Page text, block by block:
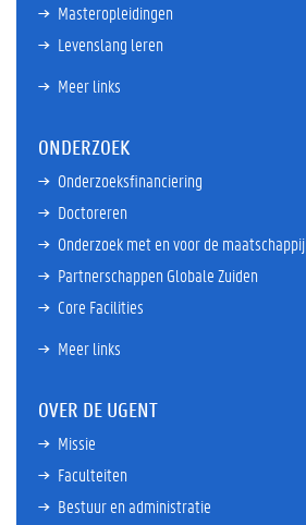
Masteropleidingen
Levenslang leren
Meer links
ONDERZOEK
Onderzoeksfinanciering
Doctoreren
Onderzoek met en voor de maatschappij
Partnerschappen Globale Zuiden
Core Facilities
Meer links
OVER DE UGENT
Missie
Faculteiten
Bestuur en administratie